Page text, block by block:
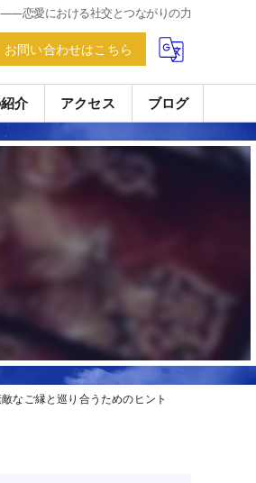
恋愛における社交とつながりの力
お問い合わせはこちら
介 アクセス ブログ
なご縁と巡り合うためのヒント